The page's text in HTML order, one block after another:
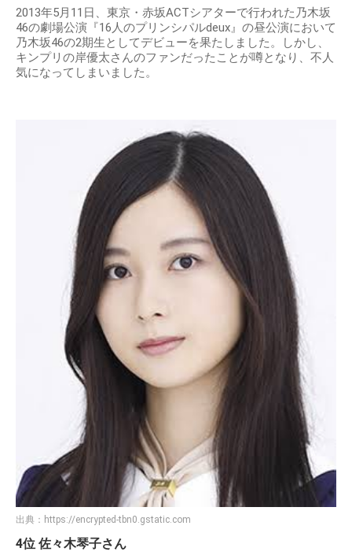
2013年5月11日、東京・赤坂ACTシアターで行われた乃木坂
46の劇場公演『16人のプリンシパルdeux』の昼公演において
乃木坂46の2期生としてデビューを果たしました。しかし、
キンプリの岸優太さんのファンだったことが噂となり、不人
気になってしまいました。
出典： https://encrypted-tbn0.gstatic.com
4位 佐々木琴子さん